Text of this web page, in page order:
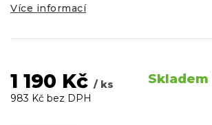
1 190 Kč / ks Skladem
983 Kč bez DPH
Více informací